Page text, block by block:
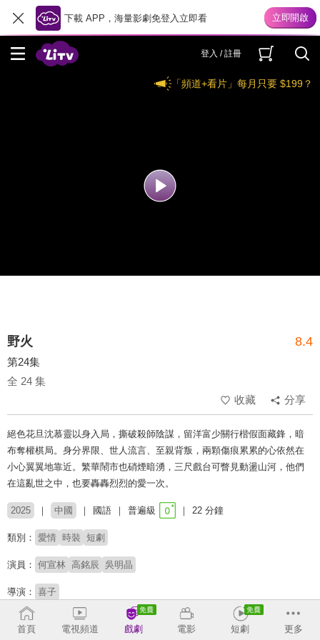
下載 APP，海量影劇免登入立即看
登入 / 註冊
「頻道+看片」每月只要 $199？
野火 8.4
第24集
全 24 集
收藏
分享
絕色花旦沈慕靈以身入局，撕破殺師陰謀，留洋富少關行楷假面藏鋒，暗
布奪權棋局。身分界限、世人流言、至親背叛，兩顆傷痕累累的心依然在
小心翼翼地靠近。繁華鬧市也硝煙暗湧，三尺戲台可瞥見動盪山河，他們
在這亂世之中，也要轟轟烈烈的愛一次。
2025 中國 國語 普遍級 22 分鐘
類別： 愛情 時裝 短劇
演員： 何宣林 高銘辰 吳明晶
導演： 喜子
# 復仇 # 短劇推薦 # 熱門短劇# 免費短劇
首頁
電視頻道 戲劇 電影 短劇 更多